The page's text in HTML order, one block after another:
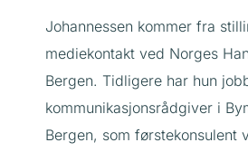
Johannessen kommer fra
mediekontakt ved Norges
Bergen. Tidligere har hun
kommunikasjonsrådgiver i
Bergen, som førstekonsulent